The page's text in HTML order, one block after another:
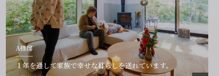
A様邸
１年を通して家族で幸せな暮らしを送れています。